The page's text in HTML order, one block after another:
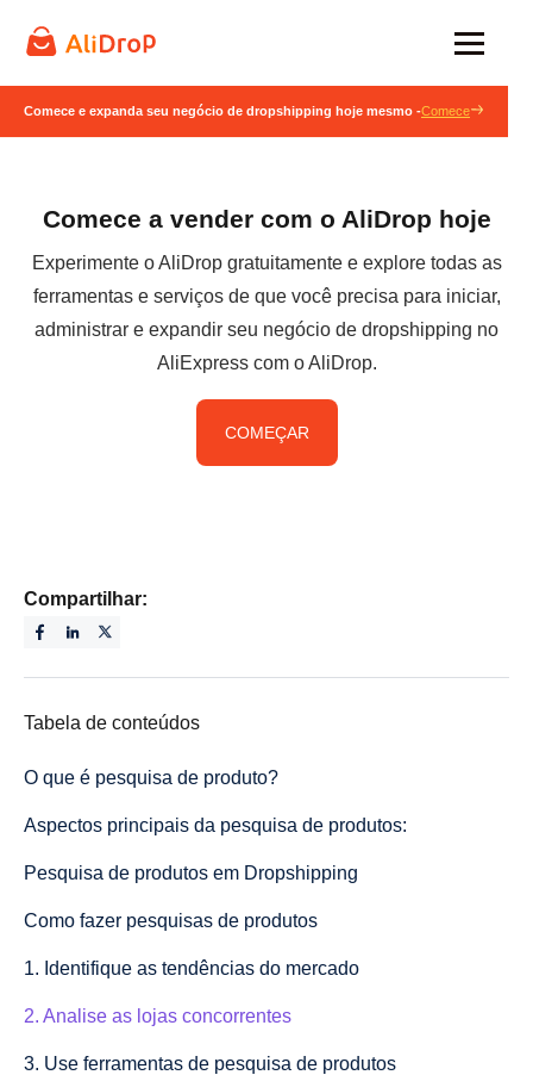
Comece e expanda seu negócio de dropshipping hoje mesmo -Comece
Comece a vender com o AliDrop hoje
Experimente o AliDrop gratuitamente e explore todas as
ferramentas e serviços de que você precisa para iniciar,
administrar e expandir seu negócio de dropshipping no
AliExpress com o AliDrop.
COMEÇAR
Compartilhar:
Tabela de conteúdos
O que é pesquisa de produto?
Aspectos principais da pesquisa de produtos:
Pesquisa de produtos em Dropshipping
Como fazer pesquisas de produtos
1. Identifique as tendências do mercado
2. Analise as lojas concorrentes
3. Use ferramentas de pesquisa de produtos